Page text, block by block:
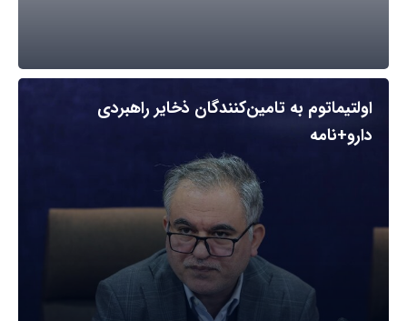
اولتیماتوم به تامین‌کنندگان ذخایر راهبردی
دارو+نامه